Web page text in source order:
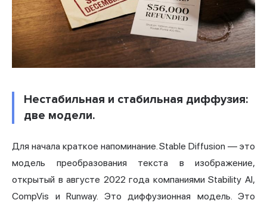
Нестабильная и стабильная диффузия:
две модели.
Для начала краткое напоминание. Stable Diffusion — это
модель преобразования текста в изображение,
открытый в августе 2022 года компаниями Stability AI,
CompVis и Runway. Это диффузионная модель. Это